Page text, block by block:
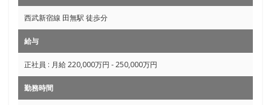
西武新宿線 田無駅 徒歩分
給与
正社員 : 月給 220,000万円 - 250,000万円
勤務時間